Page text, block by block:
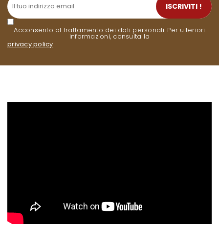
Acconsento al trattamento dei dati personali. Per ulteriori
informazioni, consulta la
privacy policy.
ISCRIVITI !